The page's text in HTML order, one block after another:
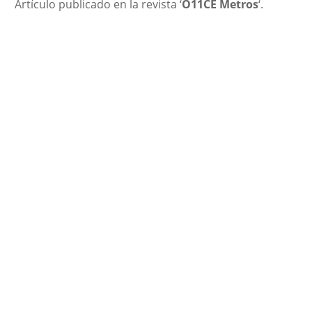
Artículo publicado en la revista ‘O11CE Metros‘.